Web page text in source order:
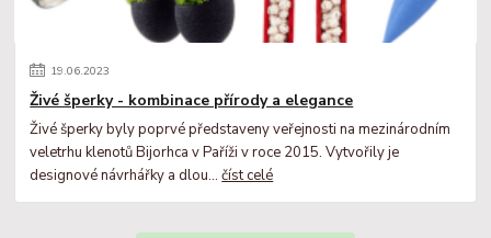
19.06.2023
Živé šperky - kombinace přírody a elegance
Živé šperky byly poprvé představeny veřejnosti na mezinárodním
veletrhu klenotů Bijorhca v Paříži v roce 2015. Vytvořily je
designové návrhářky a dlou...číst celé